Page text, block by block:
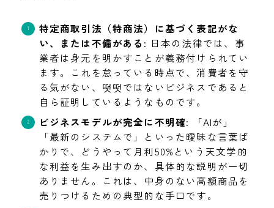
特定商取引法（特商法）に基づく表記がな
い、または不備がある: 日本の法律では、事
業者は身元を明かすことが義務付けられてい
ます。これを怠っている時点で、消費者を守
る気がない、떳떳ではないビジネスであると
自ら証明しているようなものです。
ビジネスモデルが完全に不明確:
「AIが」
「最新のシステムで」といった曖昧な言葉ば
かりで、どうやって月利50%という天文学的
な利益を生み出すのか、具体的な説明が一切
ありません。これは、中身のない高額商品を
売りつけるための典型的な手口です。